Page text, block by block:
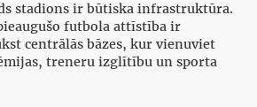
stadions ir būtiska infrastruktūra.
futbola attīstība ir
centrālās bāzes, kur vienuviet
treneru izglītību un sporta